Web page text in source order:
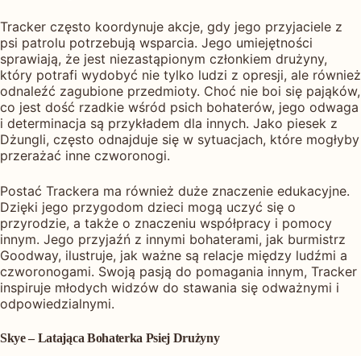
Tracker często koordynuje akcje, gdy jego przyjaciele z
psi patrolu potrzebują wsparcia. Jego umiejętności
sprawiają, że jest niezastąpionym członkiem drużyny,
który potrafi wydobyć nie tylko ludzi z opresji, ale również
odnaleźć zagubione przedmioty. Choć nie boi się pająków,
co jest dość rzadkie wśród psich bohaterów, jego odwaga
i determinacja są przykładem dla innych. Jako piesek z
Dżungli, często odnajduje się w sytuacjach, które mogłyby
przerażać inne czworonogi.
Postać Trackera ma również duże znaczenie edukacyjne.
Dzięki jego przygodom dzieci mogą uczyć się o
przyrodzie, a także o znaczeniu współpracy i pomocy
innym. Jego przyjaźń z innymi bohaterami, jak burmistrz
Goodway, ilustruje, jak ważne są relacje między ludźmi a
czworonogami. Swoją pasją do pomagania innym, Tracker
inspiruje młodych widzów do stawania się odważnymi i
odpowiedzialnymi.
Skye – Latająca Bohaterka Psiej Drużyny